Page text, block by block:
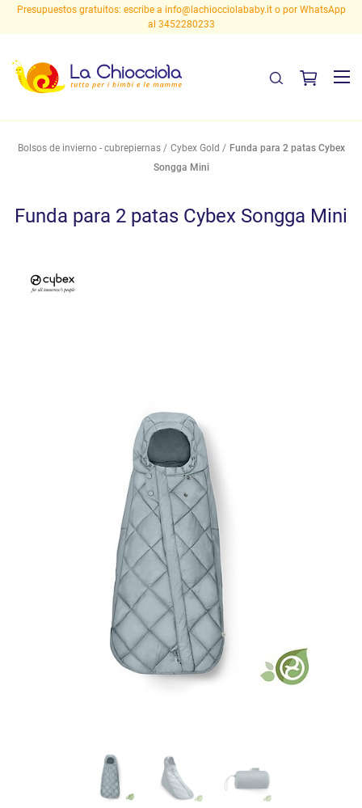
Presupuestos gratuitos: escribe a info@lachiocciolababy.ito por WhatsApp
al 3452280233
Bolsos de invierno - cubrepiernas Cybex Gold
Funda para 2 patas Cybex
Songga Mini
Funda para 2 patas Cybex Songga Mini